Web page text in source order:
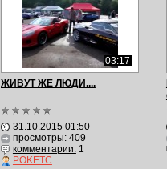
03:17
ЖИВУТ ЖЕ ЛЮДИ....
31.10.2015 01:50
просмотры: 409
комментарии:1
POKETC